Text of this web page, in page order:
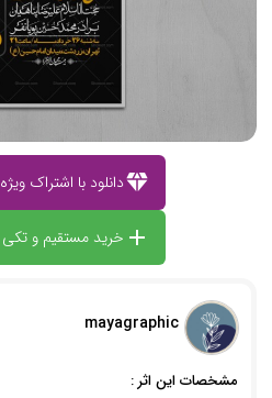
diamondدانلود با اشتراک ویژه
add خرید مستقیم و تکی
mayagraphic
مشخصات این اثر :